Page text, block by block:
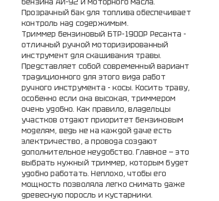
бензина АИ-92 и моторного масла.
Прозрачный бак для топлива обеспечивает
контроль над содержимым.
Триммер бензиновый БТР-1900Р Ресанта -
отличный ручной моторизированный
инструмент для скашивания травы.
Представляет собой современный вариант
традиционного для этого вида работ
ручного инструмента - косы. Косить траву,
особенно если она высокая, триммером
очень удобно. Как правило, владельцы
участков отдают приоритет бензиновым
моделям, ведь не на каждой даче есть
электричество, а провода создают
дополнительное неудобство. Главное — это
выбрать нужный триммер, которым будет
удобно работать. Неплохо, чтобы его
мощность позволяла легко снимать даже
древесную поросль и кустарники.